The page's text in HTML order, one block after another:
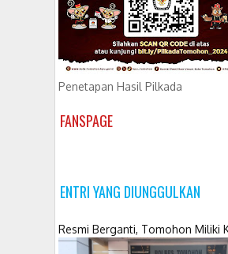
Penetapan Hasil Pilkada
FANSPAGE
ENTRI YANG DIUNGGULKAN
Resmi Berganti, Tomohon Miliki